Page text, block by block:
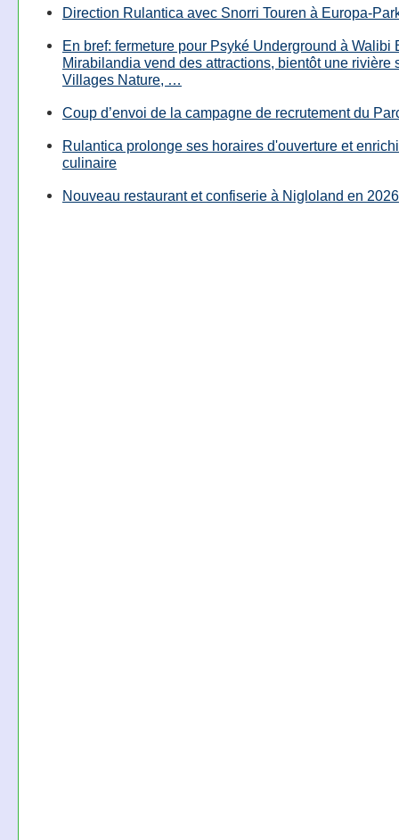
Direction Rulantica avec Snorri Touren à Europa-
En bref: fermeture pour Psyké Underground à Walibi
Mirabilandia vend des attractions, bientôt une rivière
Villages Nature, …
Coup d’envoi de la campagne de recrutement du
Rulantica prolonge ses horaires d'ouverture et
culinaire
Nouveau restaurant et confiserie à Nigloland en 2026